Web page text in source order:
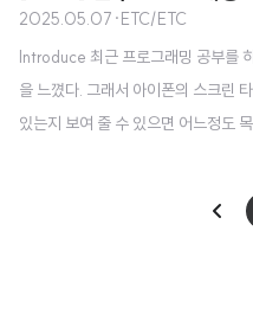
2025.05.07 ·ETC/ETC
Introduce 최근 프로그래밍 공부를
을 느꼈다. 그래서 아이폰의 스크린
있는지 보여 줄 수 있으면 어느정도
되었다. wakatime은 개발자의 코딩
시간 추적 도구 이다. 동작 방식은 실
시 동작이 발생하면 새로운 세션이